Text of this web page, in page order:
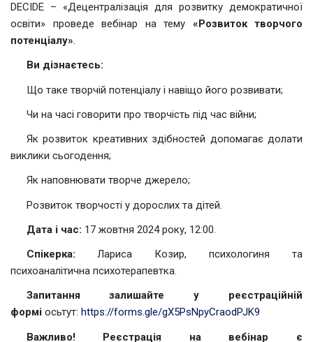
DECIDE – «Децентралізація для розвитку демократичної
освіти» проведе вебінар на тему «Розвиток творчого
потенціалу».
Ви дізнаєтесь:
Що таке творчій потенціалу і навіщо його розвивати;
Чи на часі говорити про творчість під час війни;
Як розвиток креативних здібностей допомагає долати
виклики сьогодення;
Як наповнювати творче джерело;
Розвиток творчості у дорослих та дітей.
Дата і час: 17 жовтня 2024 року, 12:00.
Спікерка:Лариса Козир, психологиня та
психоаналітична психотерапевтка.
Запитання залишайте у реєстраційній
формі осьтут: https://forms.gle/gX5PsNpyCraodPJK9
Важливо! Реєстрація на вебінар є